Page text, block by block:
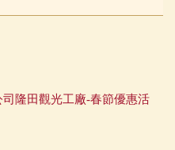
隆田觀光工廠-春節優惠活